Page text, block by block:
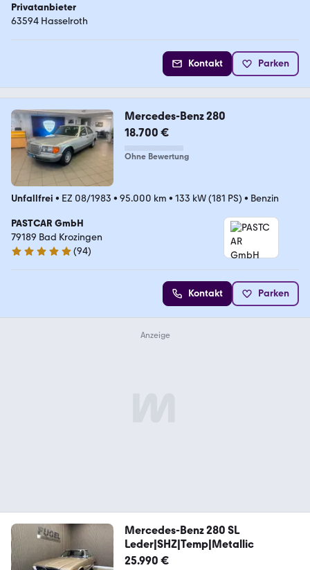
Privatanbieter
63594 Hasselroth
Kontakt Parken
Mercedes-Benz 280
18.700 €
Ohne Bewertung
Unfallfrei • EZ 08/1983 • 95.000 km • 133 kW (181 PS) • Benzin
PASTCAR GmbH
79189 Bad Krozingen
5 Sterne
(94)
Kontakt Parken
Mercedes-Benz 280 SL
Leder|SHZ|Temp|Metallic
25.990 €